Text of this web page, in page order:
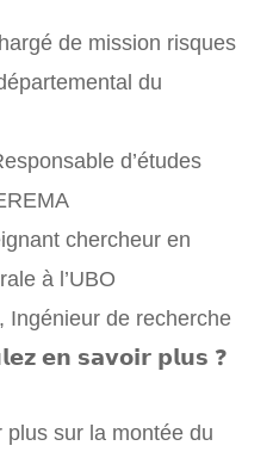
de mission risques
du
d’études
chercheur en
à l’UBO
Ingénieur de recherche
𝗲𝗻 𝘀𝗮𝘃𝗼𝗶𝗿 𝗽𝗹𝘂𝘀 ❓
sur la montée du